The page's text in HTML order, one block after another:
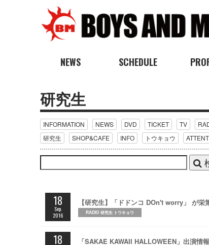
NEWS SCHEDULE
研究生
INFORMATION NEWS DVD TICKET TV
研究生
SHOP&CAFE INFO トウキョウ
18
Sep.
2016
【研究生】「ドドンコ DOn't worry」 が栄
RADIO 研究生 トウキョウ
18 「SAKAE KAWAII HALLOWEEN」出演情報